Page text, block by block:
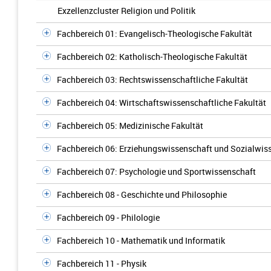
Exzellenzcluster Religion und Politik
Fachbereich 01: Evangelisch-Theologische Fakultät
Fachbereich 02: Katholisch-Theologische Fakultät
Fachbereich 03: Rechtswissenschaftliche Fakultät
Fachbereich 04: Wirtschaftswissenschaftliche Fakultät
Fachbereich 05: Medizinische Fakultät
Fachbereich 06: Erziehungswissenschaft und
Fachbereich 07: Psychologie und Sportwissenschaft
Fachbereich 08 - Geschichte und Philosophie
Fachbereich 09 - Philologie
Fachbereich 10 - Mathematik und Informatik
Fachbereich 11 - Physik